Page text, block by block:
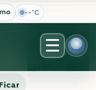
--°C
Ficar
filtros
para
atrativos.